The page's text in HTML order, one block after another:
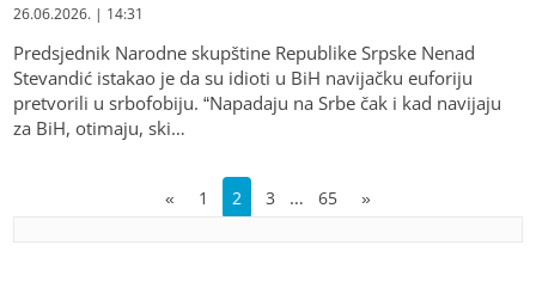
26.06.2026. | 14:31
Predsjednik Narodne skupštine Republike Srpske Nenad
Stevandić istakao je da su idioti u BiH navijačku euforiju
pretvorili u srbofobiju. “Napadaju na Srbe čak i kad navijaju
za BiH, otimaju, ski…
« 1 2 3 … 65 »